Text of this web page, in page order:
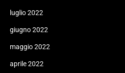
luglio 2022
giugno 2022
maggio 2022
aprile 2022